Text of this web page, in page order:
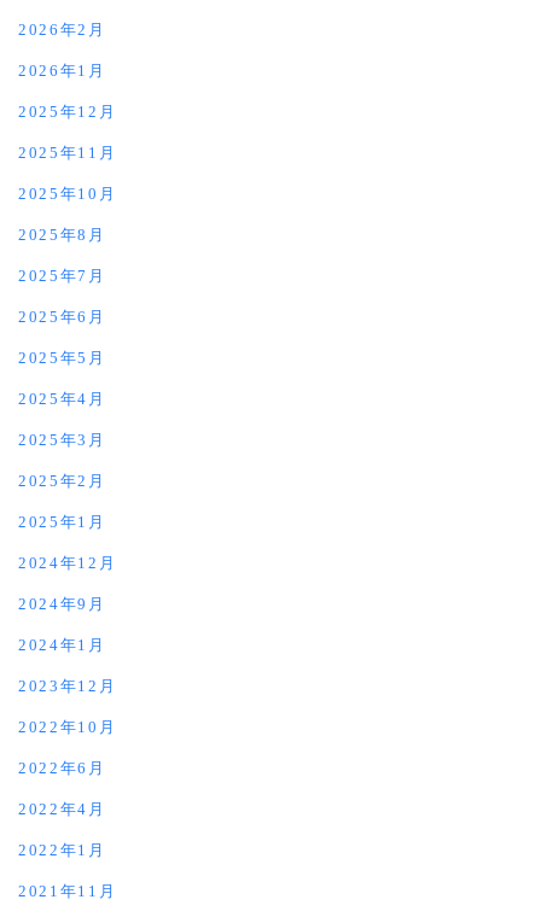
2026年2月
2026年1月
2025年12月
2025年11月
2025年10月
2025年8月
2025年7月
2025年6月
2025年5月
2025年4月
2025年3月
2025年2月
2025年1月
2024年12月
2024年9月
2024年1月
2023年12月
2022年10月
2022年6月
2022年4月
2022年1月
2021年11月